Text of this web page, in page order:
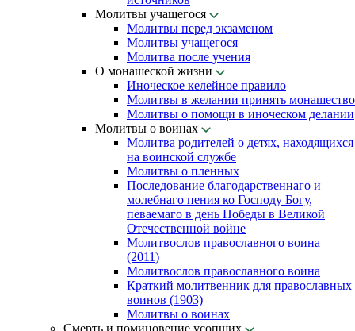
Молитвы учащегося
Молитвы перед экзаменом
Молитвы учащегося
Молитва после учения
О монашеской жизни
Иноческое келейное правило
Молитвы в желании принять монашество
Молитвы о помощи в иноческом делании
Молитвы о воинах
Молитва родителей о детях, находящихся
на воинской службе
Молитвы о пленных
Последование благодарственнаго и
молебнаго пения ко Господу Богу,
певаемаго в день Победы в Великой
Отечественной войне
Молитвослов православного воина
(2011)
Молитвослов православного воина
Краткий молитвенник для православных
воинов (1903)
Молитвы о воинах
Смерть и поминовение усопших